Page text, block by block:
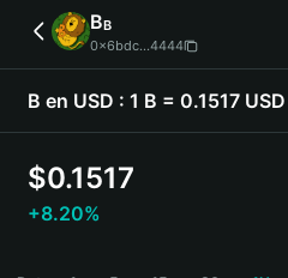
简体中文
繁體中文
Português (Portugal)
Bahasa Indonesia
ภาษาไทย
Español
Español (Argentina)
BB
0x6bdc...4444
B en USD : 1 B = 0.1517 USD
$0.1517
+8.20%